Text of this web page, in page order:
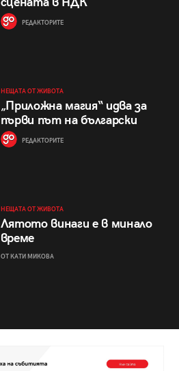
РЕДАКТОРИТЕ
НЕЩАТА ОТ ЖИВОТА
„Приложна магия“ идва за
първи път на български
РЕДАКТОРИТЕ
НЕЩАТА ОТ ЖИВОТА
Лятото винаги е в минало
време
ОТ КАТИ МИКОВА